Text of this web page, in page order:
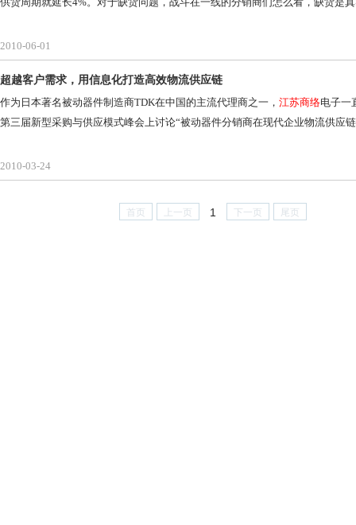
2010-06-01
超越客户需求，用信息化打造高效物流供应链
作为日本著名被动器件制造商TDK在中国的主流代理商之一， 江苏商络电子一
第三届新型采购与供应模式峰会上讨论“被动器件分销商在现代企业物流供应
2010-03-24
首页 上一页 1 下一页 尾页